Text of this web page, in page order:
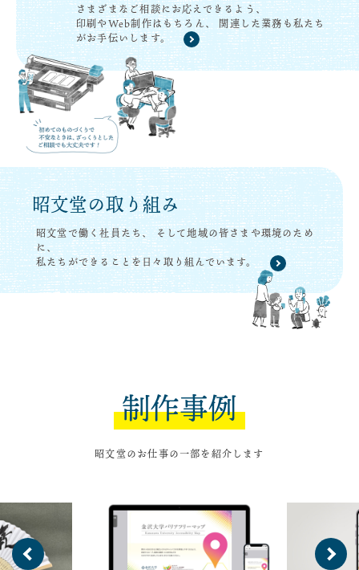
さまざまなご相談にお応えできるよう、
印刷やWeb制作はもちろん、
関連した業務も私たち
がお手伝いします。
昭文堂の取り組み
昭文堂で働く社員たち、
そして地域の皆さまや環境のため
に、
私たちができることを日々取り組んでいます。
制作事例
昭文堂のお仕事の一部を紹介します